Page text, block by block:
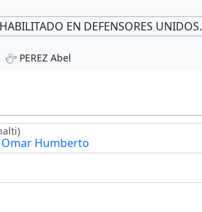
EN DEFENSORES UNIDOS.
PEREZ Abel
Omar Humberto